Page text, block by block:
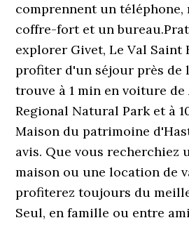
comprennent un téléphone,
coffre-fort et un
explorer Givet, Le Val
profiter d'un séjour près de
trouve à 1 min en voiture de
Regional Natural Park et à
Maison du patrimoine
avis. Que vous recherchiez
maison ou une location de
profiterez toujours du
Seul, en famille ou entre